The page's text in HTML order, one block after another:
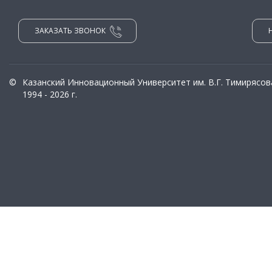
ЗАКАЗАТЬ ЗВОНОК
©
Казанский Инновационный Университет им. В.Г.
1994 - 2026 г.